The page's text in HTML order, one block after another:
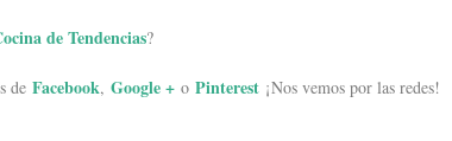
de Tendencias?
de Facebook, Google + o Pinterest ¡Nos vemos por las redes!